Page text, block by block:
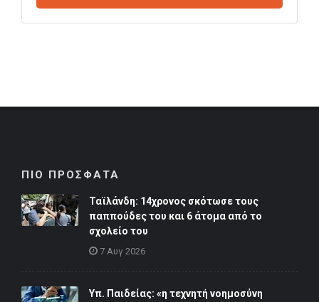
ΠΙΟ ΠΡΟΣΦΑΤΑ
Ταϊλάνδη: 14χρονος σκότωσε τους
παππούδες του και 6 άτομα από το
σχολείο του
7 Αυγ 2026
Υπ. Παιδείας: «η τεχνητή νοημοσύνη